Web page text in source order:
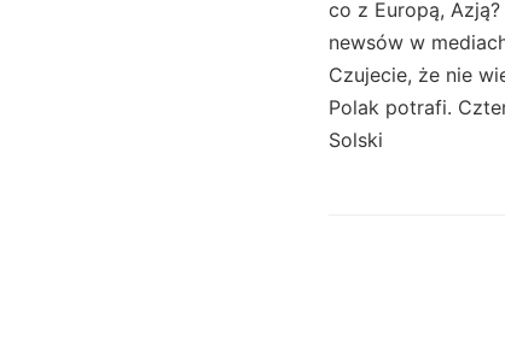
co z Europą,
newsów w
Czujecie, że nie
Polak potrafi.
Solski